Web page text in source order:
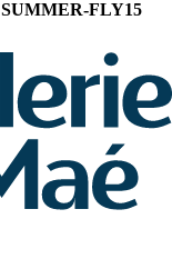
SUMMER-FLY15